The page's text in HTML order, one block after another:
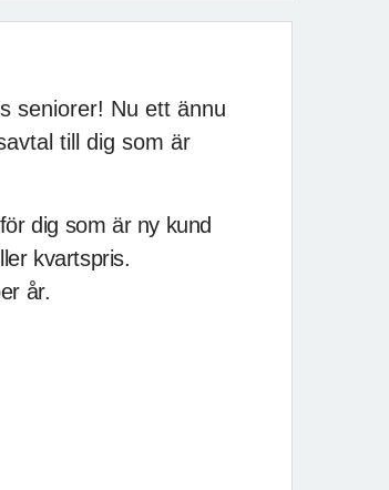
seniorer! Nu ett ännu
till dig som är
dig som är ny kund
kvartspris.
år.